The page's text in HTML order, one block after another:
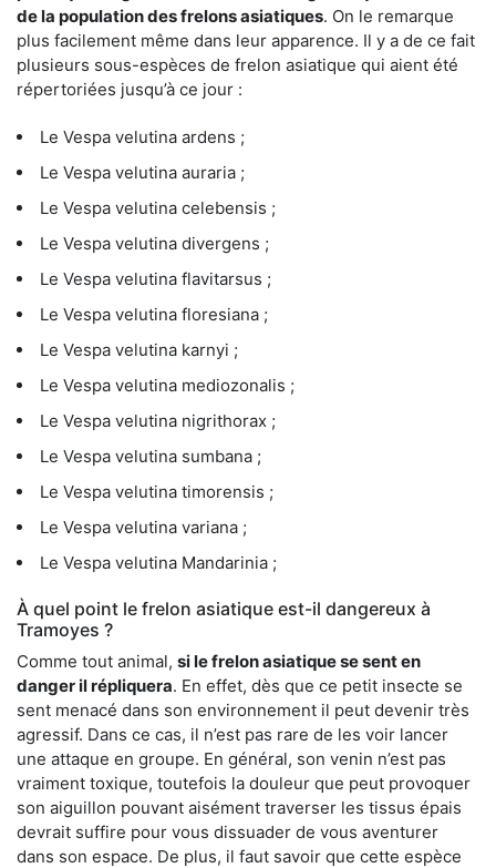
de la population des frelons asiatiques. On le remarque
plus facilement même dans leur apparence. Il y a de ce fait
plusieurs sous-espèces de frelon asiatique qui aient été
répertoriées jusqu’à ce jour :
Le Vespa velutina ardens ;
Le Vespa velutina auraria ;
Le Vespa velutina celebensis ;
Le Vespa velutina divergens ;
Le Vespa velutina flavitarsus ;
Le Vespa velutina floresiana ;
Le Vespa velutina karnyi ;
Le Vespa velutina mediozonalis ;
Le Vespa velutina nigrithorax ;
Le Vespa velutina sumbana ;
Le Vespa velutina timorensis ;
Le Vespa velutina variana ;
Le Vespa velutina Mandarinia ;
À quel point le frelon asiatique est-il dangereux à
Tramoyes ?
Comme tout animal, si le frelon asiatique se sent en
danger il répliquera. En effet, dès que ce petit insecte se
sent menacé dans son environnement il peut devenir très
agressif. Dans ce cas, il n’est pas rare de les voir lancer
une attaque en groupe. En général, son venin n’est pas
vraiment toxique, toutefois la douleur que peut provoquer
son aiguillon pouvant aisément traverser les tissus épais
devrait suffire pour vous dissuader de vous aventurer
dans son espace. De plus, il faut savoir que cette espèce